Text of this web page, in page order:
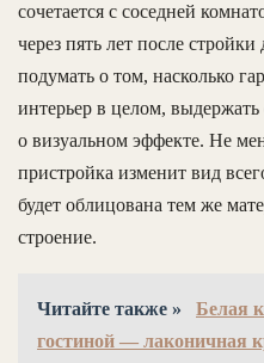
сочетается с соседней
через пять лет после
подумать о том, насколько
интерьер в целом,
о визуальном эффекте. Не
пристройка изменит вид
будет облицована тем же
строение.
Читайте также »
Белая
гостиной — лаконичная